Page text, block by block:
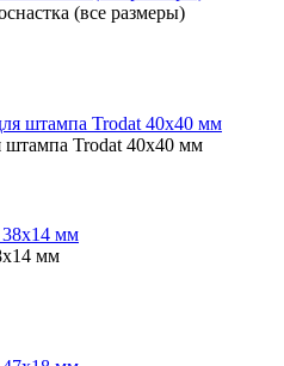
(все размеры)
штампа Trodat 40х40 мм
мм